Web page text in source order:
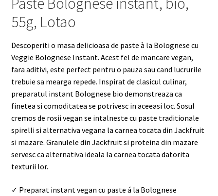
55g, Lotao
Descoperiti o masa delicioasa de paste à la Bolognese cu
Veggie Bolognese Instant. Acest fel de mancare vegan,
fara aditivi, este perfect pentru o pauza sau cand lucrurile
trebuie sa mearga repede. Inspirat de clasicul culinar,
preparatul instant Bolognese bio demonstreaza ca
finetea si comoditatea se potrivesc in aceeasi loc. Sosul
cremos de rosii vegan se intalneste cu paste traditionale
spirelli si alternativa vegana la carnea tocata din Jackfruit
si mazare. Granulele din Jackfruit si proteina din mazare
servesc ca alternativa ideala la carnea tocata datorita
texturii lor.
✓ Preparat instant vegan cu paste á la Bolognese